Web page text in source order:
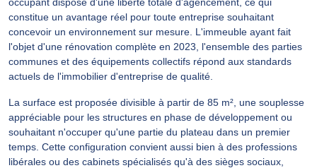
constitue un avantage réel pour toute entreprise souhaitant
concevoir un environnement sur mesure. L'immeuble ayant fait
l'objet d'une rénovation complète en 2023, l'ensemble des parties
communes et des équipements collectifs répond aux standards
actuels de l'immobilier d'entreprise de qualité.
La surface est proposée divisible à partir de 85 m², une souplesse
appréciable pour les structures en phase de développement ou
souhaitant n'occuper qu'une partie du plateau dans un premier
temps. Cette configuration convient aussi bien à des professions
libérales ou des cabinets spécialisés qu'à des sièges sociaux,